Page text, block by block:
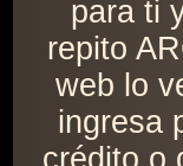
para ti
repito
web lo
ingresa